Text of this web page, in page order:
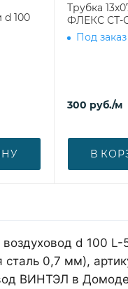
d 100
Трубка
ФЛЕКС СТ-
Под
300 руб./м
В
d 100 L-
сталь 0,7 мм),
ВИНТЭЛ в